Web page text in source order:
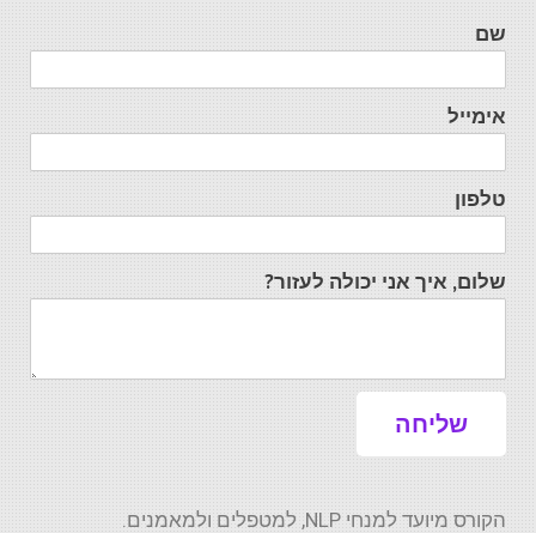
שם
אימייל
טלפון
שלום, איך אני יכולה לעזור?
שליחה
הקורס מיועד למנחי NLP, למטפלים ולמאמנים.